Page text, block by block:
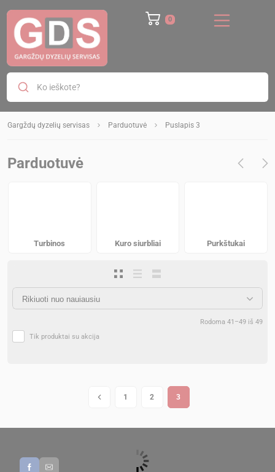
Ko ieškote?
Gargždų dyzelių servisas Parduotuvė Puslapis 3
Parduotuvė
Turbinos Kuro siurbliai Purkštukai
Tik produktai su akcija
Rodoma 41–49 iš 49
1 2 3